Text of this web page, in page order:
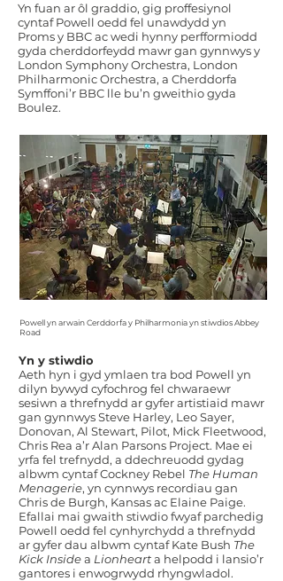
Yn fuan ar ôl graddio, gig proffesiynol
cyntaf Powell oedd fel unawdydd yn
Proms y BBC ac wedi hynny perfformiodd
gyda cherddorfeydd mawr gan gynnwys y
London Symphony Orchestra, London
Philharmonic Orchestra, a Cherddorfa
Symffoni’r BBC lle bu’n gweithio gyda
Boulez.
Powell yn arwain Cerddorfa y Philharmonia yn stiwdios Abbey
Road
Yn y stiwdio
Aeth hyn i gyd ymlaen tra bod Powell yn
dilyn bywyd cyfochrog fel chwaraewr
sesiwn a threfnydd ar gyfer artistiaid mawr
gan gynnwys Steve Harley, Leo Sayer,
Donovan, Al Stewart, Pilot, Mick Fleetwood,
Chris Rea a’r Alan Parsons Project. Mae ei
yrfa fel trefnydd, a ddechreuodd gydag
albwm cyntaf Cockney Rebel The Human
Menagerie, yn cynnwys recordiau gan
Chris de Burgh, Kansas ac Elaine Paige.
Efallai mai gwaith stiwdio fwyaf parchedig
Powell oedd fel cynhyrchydd a threfnydd
ar gyfer dau albwm cyntaf Kate Bush The
Kick Insidea Lionhearta helpodd i lansio’r
gantores i enwogrwydd rhyngwladol.